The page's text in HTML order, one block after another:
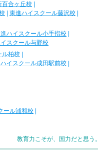
百合ヶ丘校
東進ハイスクール藤沢校
ハイスクール小手指校
スクール与野校
ル柏校
イスクール成田駅前校
ール浦和校
教育力こそが、国力だと思う。